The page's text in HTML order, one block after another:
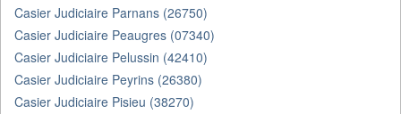
Casier Judiciaire Parnans (26750)
Casier Judiciaire Peaugres (07340)
Casier Judiciaire Pelussin (42410)
Casier Judiciaire Peyrins (26380)
Casier Judiciaire Pisieu (38270)